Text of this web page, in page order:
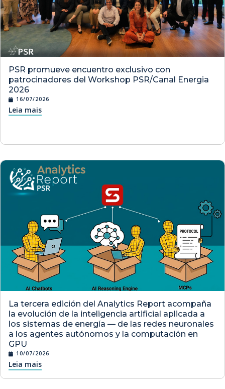
PSR promueve encuentro exclusivo con
patrocinadores del Workshop PSR/Canal Energia
2026
16/07/2026
Leia mais
La tercera edición del Analytics Report acompaña
la evolución de la inteligencia artificial aplicada a
los sistemas de energía — de las redes neuronales
a los agentes autónomos y la computación en
GPU
10/07/2026
Leia mais